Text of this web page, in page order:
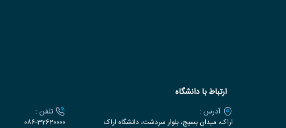
ارتباط با دانشگاه
آدرس :
اراک، میدان بسیج، بلوار سردشت، دانشگاه اراک
تلفن :
۰۸۶-32620000